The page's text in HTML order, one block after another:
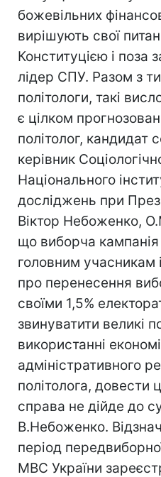
божевільних
вирішують свої
Конституцією і поза
лідер СПУ. Разом з
політологи, такі
є цілком
політолог, кандидат
керівник
Національного
досліджень при
Віктор Небоженко,
що виборча кампанія
головним учасникам
про перенесення
своїми 1,5%
звинуватити великі
використанні
адміністративного
політолога, довести
справа не дійде до
В.Небоженко.
період
МВС України